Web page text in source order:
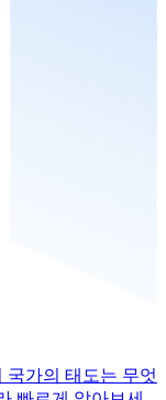
국가의 태도는 무엇